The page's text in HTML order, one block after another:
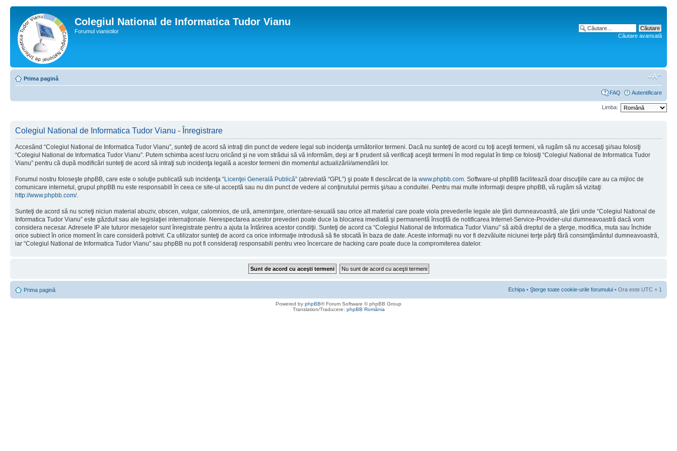
Colegiul National de Informatica Tudor Vianu
Forumul vianistilor
Căutare avansată
Prima pagină
FAQ Autentificare
Limba:
Colegiul National de Informatica Tudor Vianu - Înregistrare
Accesând “Colegiul National de Informatica Tudor Vianu”, sunteţi de acord să intraţi din punct de vedere legal sub incidenţa următorilor termeni. Dacă nu sunteţi de acord cu toţi aceşti termeni, vă rugăm să nu accesaţi şi/sau folosiţi
“Colegiul National de Informatica Tudor Vianu”. Putem schimba acest lucru oricând şi ne vom strădui să vă informăm, deşi ar fi prudent să verificaţi aceşti termeni în mod regulat în timp ce folosiţi “Colegiul National de Informatica Tudor
Vianu” pentru că după modificări sunteţi de acord să intraţi sub incidenţa legală a acestor termeni din momentul actualizării/amendării lor.
Forumul nostru foloseşte phpBB, care este o soluţie publicată sub incidenţa “Licenţei Generală Publică” (abreviată “GPL”) şi poate fi descărcat de la www.phpbb.com . Software-ul phpBB facilitează doar discuţiile care au ca mijloc de
comunicare internetul, grupul phpBB nu este responsabill în ceea ce site-ul acceptă sau nu din punct de vedere al conţinutului permis şi/sau a conduitei. Pentru mai multe informaţii despre phpBB, vă rugăm să vizitaţi:
http://www.phpbb.com/.
Sunteţi de acord să nu scrieţi niciun material abuziv, obscen, vulgar, calomnios, de ură, ameninţare, orientare-sexuală sau orice alt material care poate viola prevederile legale ale ţării dumneavoastră, ale ţării unde “Colegiul National de
Informatica Tudor Vianu” este găzduit sau ale legislaţiei internaţionale. Nerespectarea acestor prevederi poate duce la blocarea imediată şi permanentă însoţită de notificarea Internet-Service-Provider-ului dumneavoastră dacă vom
considera necesar. Adresele IP ale tuturor mesajelor sunt înregistrate pentru a ajuta la întărirea acestor condiţii. Sunteţi de acord ca “Colegiul National de Informatica Tudor Vianu” să aibă dreptul de a şterge, modifica, muta sau închide
orice subiect în orice moment în care consideră potrivit. Ca utilizator sunteţi de acord ca orice informaţie introdusă să fie stocată în baza de date. Aceste informaţii nu vor fi dezvăluite niciunei terţe părţi fără consimţământul dumneavoastră,
iar “Colegiul National de Informatica Tudor Vianu” sau phpBB nu pot fi consideraţi responsabili pentru vreo încercare de hacking care poate duce la compromiterea datelor.
Prima pagină Echipa • Şterge toate cookie-urile forumului • Ora este UTC + 1
Powered by phpBB® Forum Software © phpBB Group
Translation/Traducere: phpBB România